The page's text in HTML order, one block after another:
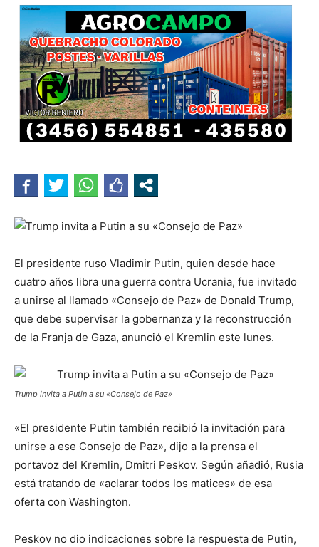
El presidente ruso Vladimir Putin, quien desde hace
cuatro años libra una guerra contra Ucrania, fue invitado
a unirse al llamado «Consejo de Paz» de Donald Trump,
que debe supervisar la gobernanza y la reconstrucción
de la Franja de Gaza, anunció el Kremlin este lunes.
Trump invita a Putin a su «Consejo de Paz»
«El presidente Putin también recibió la invitación para
unirse a ese Consejo de Paz», dijo a la prensa el
portavoz del Kremlin, Dmitri Peskov. Según añadió, Rusia
está tratando de «aclarar todos los matices» de esa
oferta con Washington.
Peskov no dio indicaciones sobre la respuesta de Putin,